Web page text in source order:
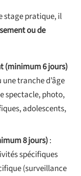
stage pratique, il
ou de
(minimum 6 jours)
tranche d’âge
spectacle, photo,
adolescents,
8 jours):
spécifiques
(surveillance